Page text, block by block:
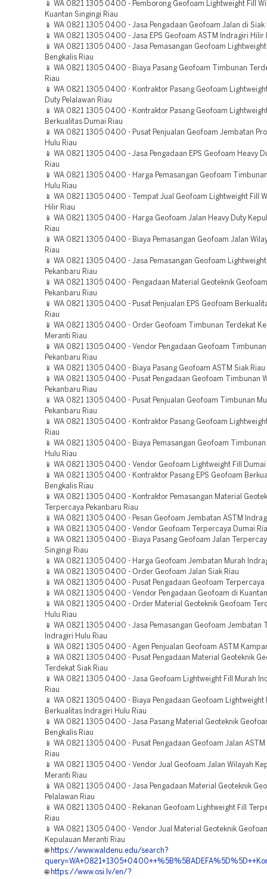
📱 WA 0821 1305 0400 - Pemborong Geofoam Lightweight Fill
Kuantan Singingi Riau
📱 WA 0821 1305 0400 - Jasa Pengadaan Geofoam Jalan di Siak
📱 WA 0821 1305 0400 - Jasa EPS Geofoam ASTM Indragiri Hilir
📱 WA 0821 1305 0400 - Jasa Pemasangan Geofoam
Bengkalis Riau
📱 WA 0821 1305 0400 - Biaya Pasang Geofoam Timbunan
Riau
📱 WA 0821 1305 0400 - Kontraktor Pasang Geofoam
Duty Pelalawan Riau
📱 WA 0821 1305 0400 - Kontraktor Pasang Geofoam
Berkualitas Dumai Riau
📱 WA 0821 1305 0400 - Pusat Penjualan Geofoam Jembatan
Hulu Riau
📱 WA 0821 1305 0400 - Jasa Pengadaan EPS Geofoam Heavy
Riau
📱 WA 0821 1305 0400 - Harga Pemasangan Geofoam
Hulu Riau
📱 WA 0821 1305 0400 - Tempat Jual Geofoam Lightweight Fill
Hilir Riau
📱 WA 0821 1305 0400 - Harga Geofoam Jalan Heavy Duty
Riau
📱 WA 0821 1305 0400 - Biaya Pemasangan Geofoam Jalan
Riau
📱 WA 0821 1305 0400 - Jasa Pemasangan Geofoam Lightweight
Pekanbaru Riau
📱 WA 0821 1305 0400 - Pengadaan Material Geoteknik
Pekanbaru Riau
📱 WA 0821 1305 0400 - Pusat Penjualan EPS Geofoam
Riau
📱 WA 0821 1305 0400 - Order Geofoam Timbunan Terdekat
Meranti Riau
📱 WA 0821 1305 0400 - Vendor Pengadaan Geofoam
Pekanbaru Riau
📱 WA 0821 1305 0400 - Biaya Pasang Geofoam ASTM Siak Riau
📱 WA 0821 1305 0400 - Pusat Pengadaan Geofoam Timbunan
Pekanbaru Riau
📱 WA 0821 1305 0400 - Pusat Penjualan Geofoam Timbunan
Pekanbaru Riau
📱 WA 0821 1305 0400 - Kontraktor Pasang Geofoam
Riau
📱 WA 0821 1305 0400 - Biaya Pemasangan Geofoam Timbunan
Hulu Riau
📱 WA 0821 1305 0400 - Vendor Geofoam Lightweight Fill Dumai
📱 WA 0821 1305 0400 - Kontraktor Pasang EPS Geofoam
Bengkalis Riau
📱 WA 0821 1305 0400 - Kontraktor Pemasangan Material
Terpercaya Pekanbaru Riau
📱 WA 0821 1305 0400 - Pesan Geofoam Jembatan ASTM
📱 WA 0821 1305 0400 - Vendor Geofoam Terpercaya Dumai
📱 WA 0821 1305 0400 - Biaya Pasang Geofoam Jalan
Singingi Riau
📱 WA 0821 1305 0400 - Harga Geofoam Jembatan Murah
📱 WA 0821 1305 0400 - Order Geofoam Jalan Siak Riau
📱 WA 0821 1305 0400 - Pusat Pengadaan Geofoam Terpercaya
📱 WA 0821 1305 0400 - Vendor Pengadaan Geofoam di
📱 WA 0821 1305 0400 - Order Material Geoteknik Geofoam
Hulu Riau
📱 WA 0821 1305 0400 - Jasa Pemasangan Geofoam Jembatan
Indragiri Hulu Riau
📱 WA 0821 1305 0400 - Agen Penjualan Geofoam ASTM
📱 WA 0821 1305 0400 - Pusat Pengadaan Material Geoteknik
Terdekat Siak Riau
📱 WA 0821 1305 0400 - Jasa Geofoam Lightweight Fill Murah
Riau
📱 WA 0821 1305 0400 - Biaya Pengadaan Geofoam Lightweight
Berkualitas Indragiri Hulu Riau
📱 WA 0821 1305 0400 - Jasa Pasang Material Geoteknik
Bengkalis Riau
📱 WA 0821 1305 0400 - Pusat Pengadaan Geofoam Jalan ASTM
Riau
📱 WA 0821 1305 0400 - Vendor Jual Geofoam Jalan Wilayah
Meranti Riau
📱 WA 0821 1305 0400 - Jasa Pengadaan Material Geoteknik
Pelalawan Riau
📱 WA 0821 1305 0400 - Rekanan Geofoam Lightweight Fill
Riau
📱 WA 0821 1305 0400 - Vendor Jual Material Geoteknik
Kepulauan Meranti Riau
🌐 https://www.waldenu.edu/search?
🌐 https://www.osi.lv/en/?